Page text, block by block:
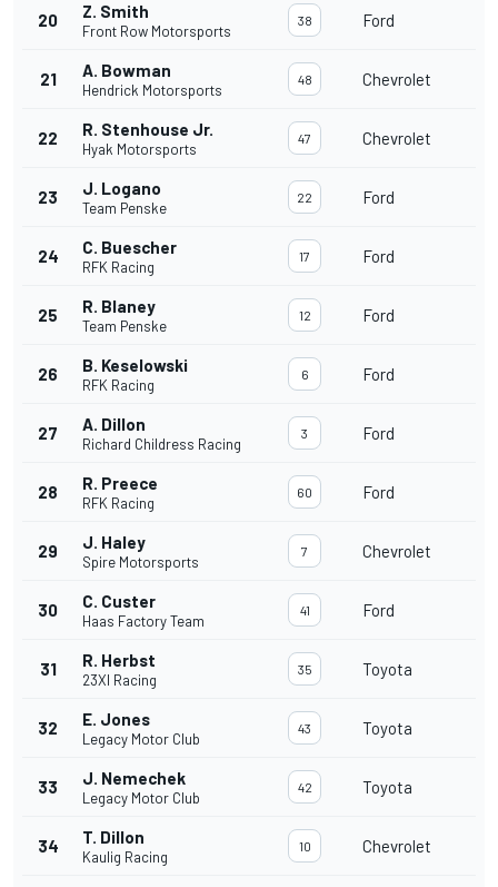
20 Z. Smith
Front Row Motorsports
38 Ford
21 A. Bowman
Hendrick Motorsports
48 Chevrolet
22 R. Stenhouse Jr.
Hyak Motorsports
47 Chevrolet
23 J. Logano
Team Penske
22 Ford
24 C. Buescher
RFK Racing
17 Ford
25 R. Blaney
Team Penske
12 Ford
26 B. Keselowski
RFK Racing
6 Ford
27 A. Dillon
Richard Childress Racing
3 Ford
28 R. Preece
RFK Racing
60 Ford
29 J. Haley
Spire Motorsports
7 Chevrolet
30 C. Custer
Haas Factory Team
41 Ford
31 R. Herbst
23XI Racing
35 Toyota
32 E. Jones
Legacy Motor Club
43 Toyota
33 J. Nemechek
Legacy Motor Club
42 Toyota
34 T. Dillon
Kaulig Racing
10 Chevrolet